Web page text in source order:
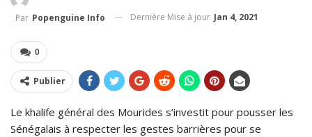
Par Popenguine Info Dernière Mise à jour Jan 4, 2021
0
Publier
Le khalife général des Mourides s’investit pour pousser les
Sénégalais à respecter les gestes barrières pour se